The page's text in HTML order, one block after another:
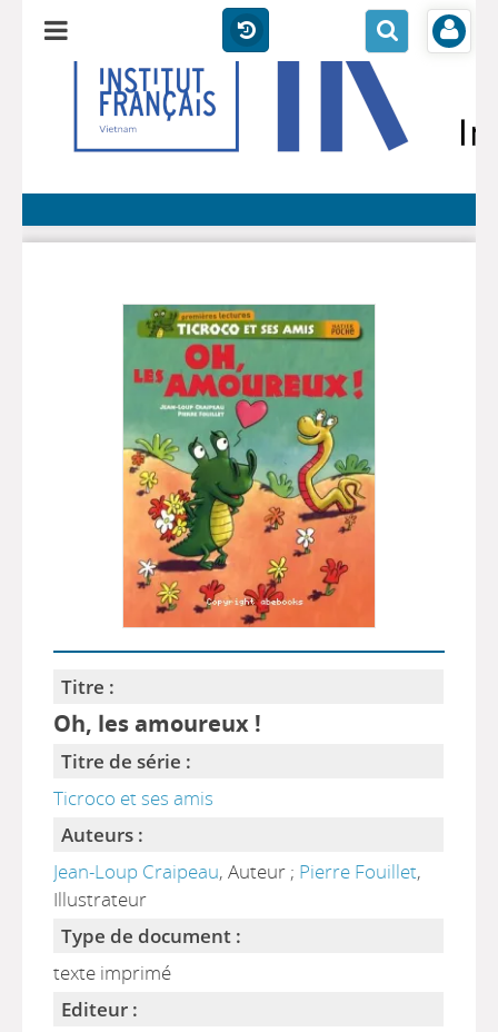
Titre :
Oh, les amoureux !
Titre de série :
Ticroco et ses amis
Auteurs :
Jean-Loup Craipeau, Auteur ; Pierre Fouillet,
Illustrateur
Type de document :
texte imprimé
Editeur :